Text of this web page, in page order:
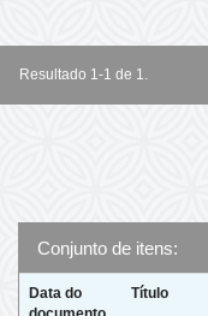
Resultado 1-1 de 1.
Conjunto de itens:
Data do
Título